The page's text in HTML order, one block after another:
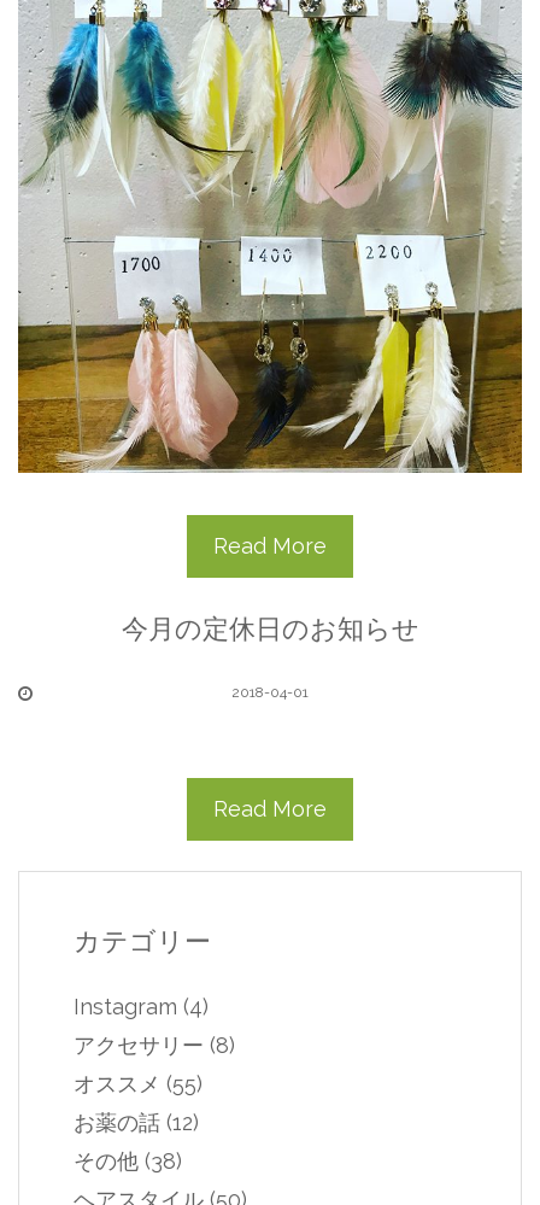
Read More
今月の定休日のお知らせ
2018-04-01
Read More
カテゴリー
Instagram (4)
アクセサリー (8)
オススメ (55)
お薬の話 (12)
その他 (38)
ヘアスタイル (50)